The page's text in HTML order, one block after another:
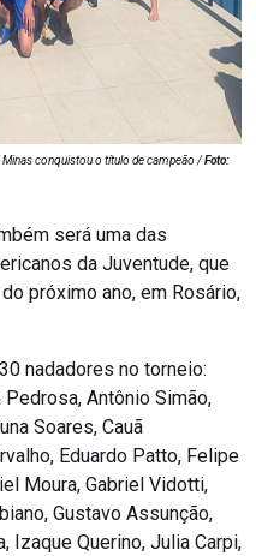
Minas conquistou o título de campeão /Foto:
será uma das
da Juventude, que
próximo ano, em Rosário,
nadadores no torneio:
Antônio Simão,
Soares, Cauã
Eduardo Patto, Felipe
Moura, Gabriel Vidotti,
Gustavo Assunção,
Izaque Querino, Julia Carpi,